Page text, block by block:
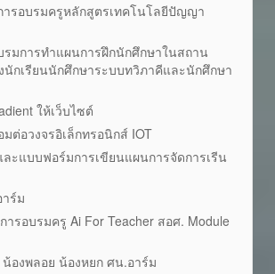
ารอบรมครูหลักสูตรเทคโนโลยีปัญญา
รมการทำแผนการฝึกนักศึกษาในสถาน
นักเรียนนักศึกษาระบบทวิภาคีและนักศึกษา
ให้เว็บไซต์
มต่อวงจรอิเล็กทรอนิกส์ IOT
ะแบบฟอร์มการเขียนแผนการจัดการเรีน
ร์ม
ารอบรมครู Ai For Teacher สอศ. Module
น้องพลอย น้องหยก ศน.อาร์ม